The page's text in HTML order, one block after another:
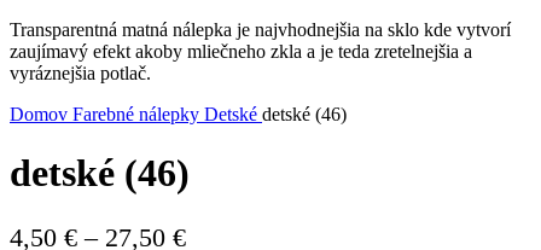
Transparentná matná nálepka je najvhodnejšia na sklo kde vytvorí
zaujímavý efekt akoby mliečneho zkla a je teda zretelnejšia a
vyráznejšia potlač.
Domov Farebné nálepky Detské detské (46)
detské (46)
4,50 € – 27,50 €Price